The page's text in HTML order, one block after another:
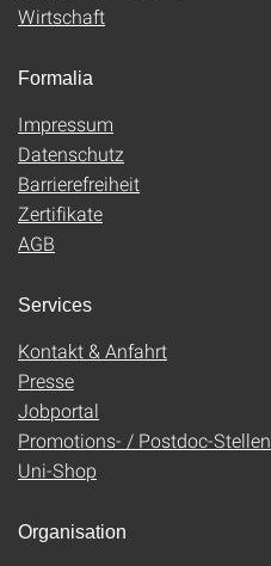
Wirtschaft
Formalia
Impressum
Datenschutz
Barrierefreiheit
Zertifikate
AGB
Services
Kontakt & Anfahrt
Presse
Jobportal
Promotions- / Postdoc-Stellen
Uni-Shop
Organisation